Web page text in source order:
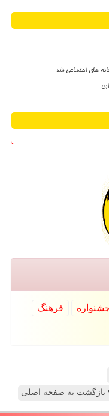
های اجتماعی شد
فرهنگ
بازگشت به صفحه اصلی